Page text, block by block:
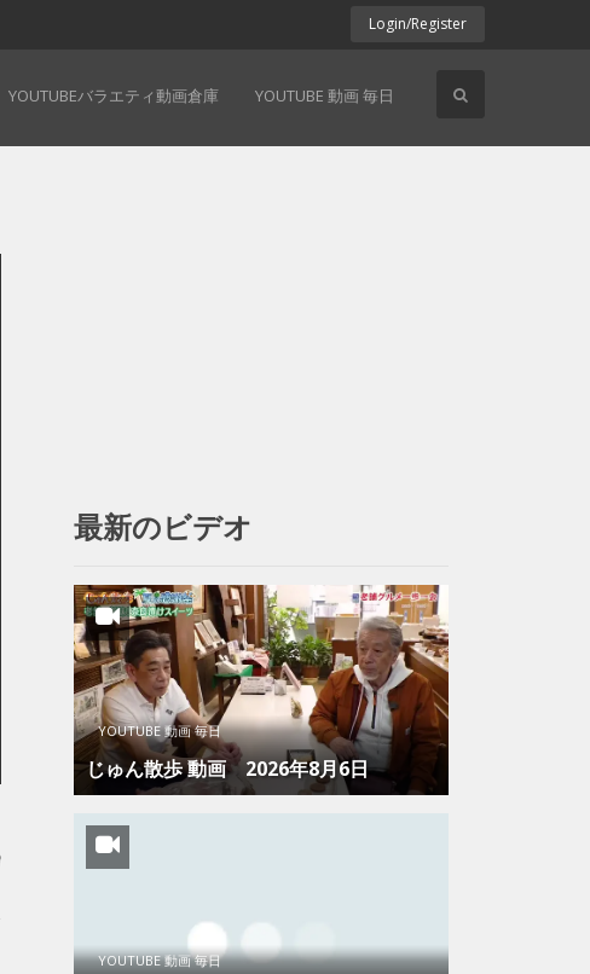
Login/Register
YOUTUBEバラエティ動画倉庫 YOUTUBE 動画 毎日
最新のビデオ
YOUTUBE 動画 毎日
じゅん散歩 動画 2026年8月6日
YOUTUBE 動画 毎日